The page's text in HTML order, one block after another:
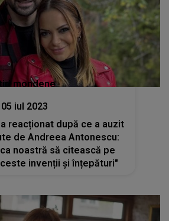
mondene
05 iul 2023
reacționat după ce a auzit
de Andreea Antonescu:
noastră să citească pe
invenții și înțepături"